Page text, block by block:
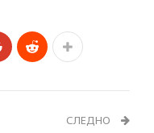
СЛЕДНО